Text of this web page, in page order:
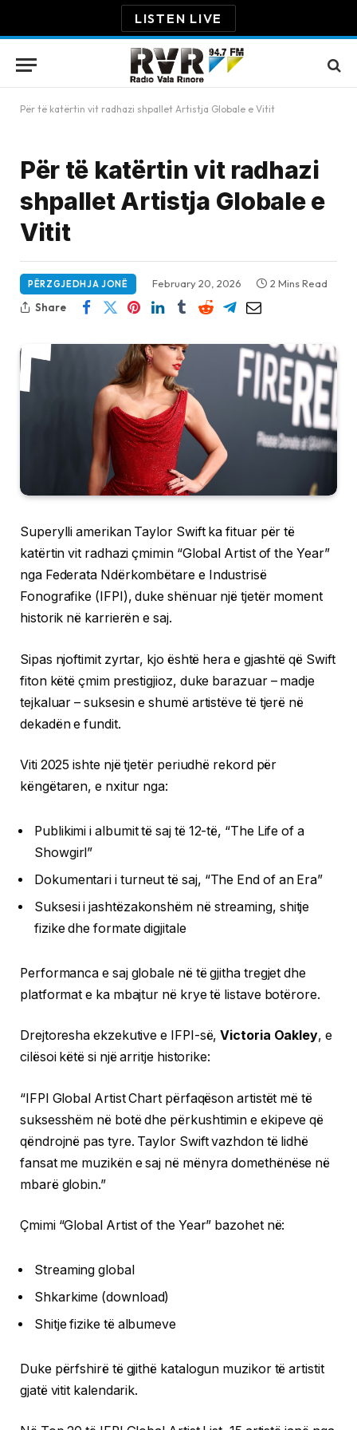
LISTEN LIVE
Për të katërtin vit radhazi shpallet Artistja Globale e Vitit
Për të katërtin vit radhazi
shpallet Artistja Globale e
Vitit
PËRZGJEDHJA JONË February 20, 2026
2 Mins Read
Share
Superylli amerikan Taylor Swift ka fituar për të
katërtin vit radhazi çmimin “Global Artist of the Year”
nga Federata Ndërkombëtare e Industrisë
Fonografike (IFPI), duke shënuar një tjetër moment
historik në karrierën e saj.
Sipas njoftimit zyrtar, kjo është hera e gjashtë që Swift
fiton këtë çmim prestigjioz, duke barazuar – madje
tejkaluar – suksesin e shumë artistëve të tjerë në
dekadën e fundit.
Viti 2025 ishte një tjetër periudhë rekord për
këngëtaren, e nxitur nga:
Publikimi i albumit të saj të 12-të, “The Life of a
Showgirl”
Dokumentari i turneut të saj, “The End of an Era”
Suksesi i jashtëzakonshëm në streaming, shitje
fizike dhe formate digjitale
Performanca e saj globale në të gjitha tregjet dhe
platformat e ka mbajtur në krye të listave botërore.
Drejtoresha ekzekutive e IFPI-së,Victoria Oakley, e
cilësoi këtë si një arritje historike:
“IFPI Global Artist Chart përfaqëson artistët më të
suksesshëm në botë dhe përkushtimin e ekipeve që
qëndrojnë pas tyre. Taylor Swift vazhdon të lidhë
fansat me muzikën e saj në mënyra domethënëse në
mbarë globin.”
Çmimi “Global Artist of the Year” bazohet në:
Streaming global
Shkarkime (download)
Shitje fizike të albumeve
Duke përfshirë të gjithë katalogun muzikor të artistit
gjatë vitit kalendarik.